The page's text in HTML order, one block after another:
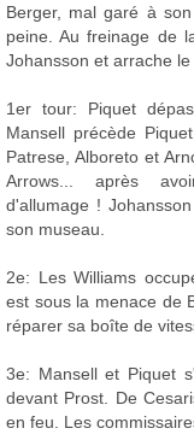
Berger, mal garé à
peine. Au freinage de
Johansson et arrache
1er tour: Piquet
Mansell précède
Patrese, Alboreto et
Arrows... après
d'allumage !
son museau.
2e: Les Williams
est sous la menace de
réparer sa boîte de
3e: Mansell et Piquet
devant Prost. De
en feu. Les